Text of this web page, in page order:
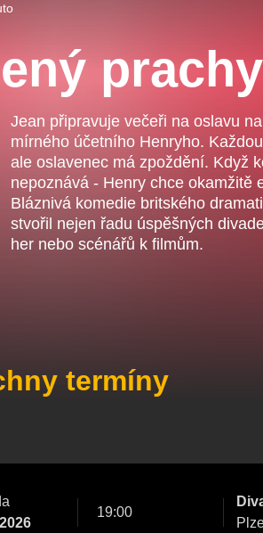
prachy
Jean připravuje večeři na oslavu
mírného účetního Henryho.
ale oslavenec má zpoždění. Když
nepoznává - Henry chce okamžitě
Bláznivá komedie britského
stvořil nejen řadu úspěšných
her nebo scénářů k filmům.
termíny
19:00
JARO EVENT s.r.o.
Ostatní hledají
divadlopluto